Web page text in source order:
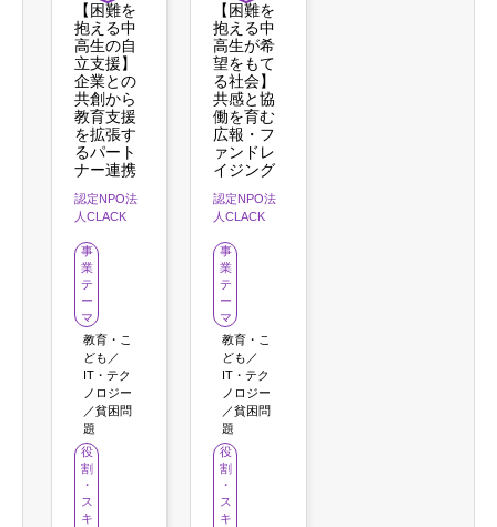
【困難を
抱える中
高生の自
立支援】
企業との
共創から
教育支援
を拡張す
るパート
ナー連携
認定NPO法
人CLACK
事
業
テ
ー
マ
教育・こ
ども／
IT・テク
ノロジー
／貧困問
題
役
割
・
ス
キ
【困難を
抱える中
高生が希
望をもて
る社会】
共感と協
働を育む
広報・フ
ァンドレ
イジング
認定NPO法
人CLACK
事
業
テ
ー
マ
教育・こ
ども／
IT・テク
ノロジー
／貧困問
題
役
割
・
ス
キ